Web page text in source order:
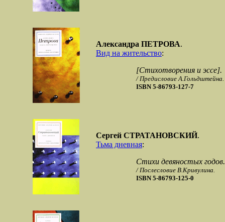
Александра ПЕТРОВА.
Вид на жительство:
[Стихотворения и эссе].
/ Предисловие А.Гольдштейна.
ISBN 5-86793-127-7
Сергей СТРАТАНОВСКИЙ.
Тьма дневная:
Стихи девяностых годов.
/ Послесловие В.Кривулина.
ISBN 5-86793-125-0